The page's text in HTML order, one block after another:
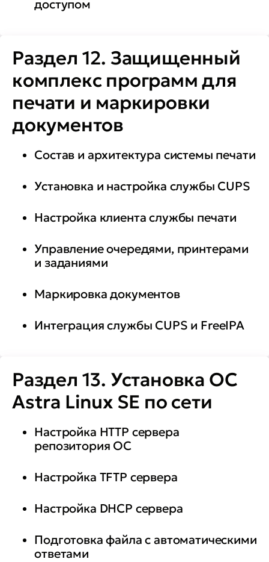
доступом
Раздел 12. Защищенный
комплекс программ для
печати и маркировки
документов
Состав и архитектура системы печати
Установка и настройка службы CUPS
Настройка клиента службы печати
Управление очередями, принтерами
и заданиями
Маркировка документов
Интеграция службы CUPS и FreeIPA
Раздел 13. Установка ОС
Astra Linux SE по сети
Настройка HTTP сервера
репозитория ОС
Настройка TFTP сервера
Настройка DHCP сервера
Подготовка файла с автоматическими
ответами